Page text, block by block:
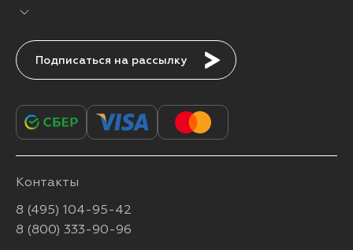
Подписаться
Контакты
8 (495) 104-95-42
8 (800) 333-90-96